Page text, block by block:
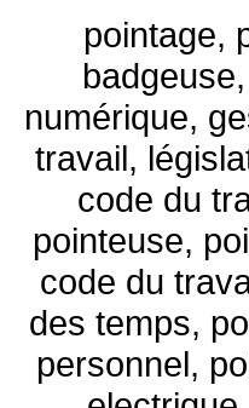
pointage,
numérique,
travail,
code du
pointeuse,
code du
des temps,
personnel,